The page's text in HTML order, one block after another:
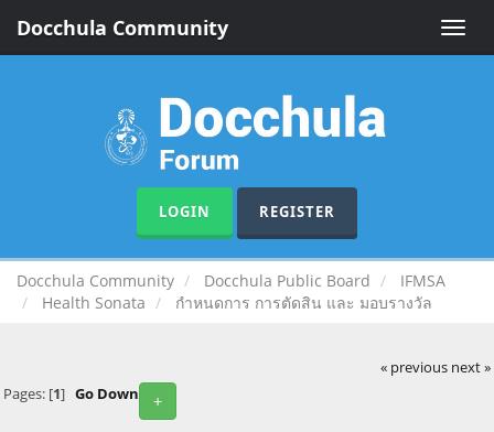
Toggle
Docchula Community
LOGIN REGISTER
Docchula Community Docchula Public Board
IFMSA
Health Sonata
กำหนดการ การตัดสิน และ มอบรางวัล
« previous next »
+
Pages: [1] Go Down